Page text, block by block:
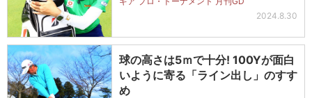
2024.8.30
球の高さは5ｍで十分! 100Yが面白
いように寄る「ライン出し」のすす
め